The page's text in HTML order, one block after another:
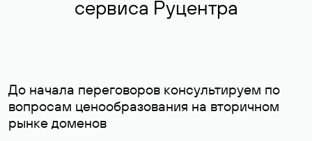
сервиса Руцентра
До начала переговоров консультируем по
вопросам ценообразования на вторичном
рынке доменов